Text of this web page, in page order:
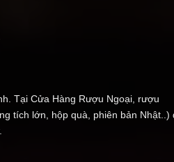
Tại Cửa Hàng Rượu Ngoại, rượu
tích lớn, hộp quà, phiên bản Nhật..)